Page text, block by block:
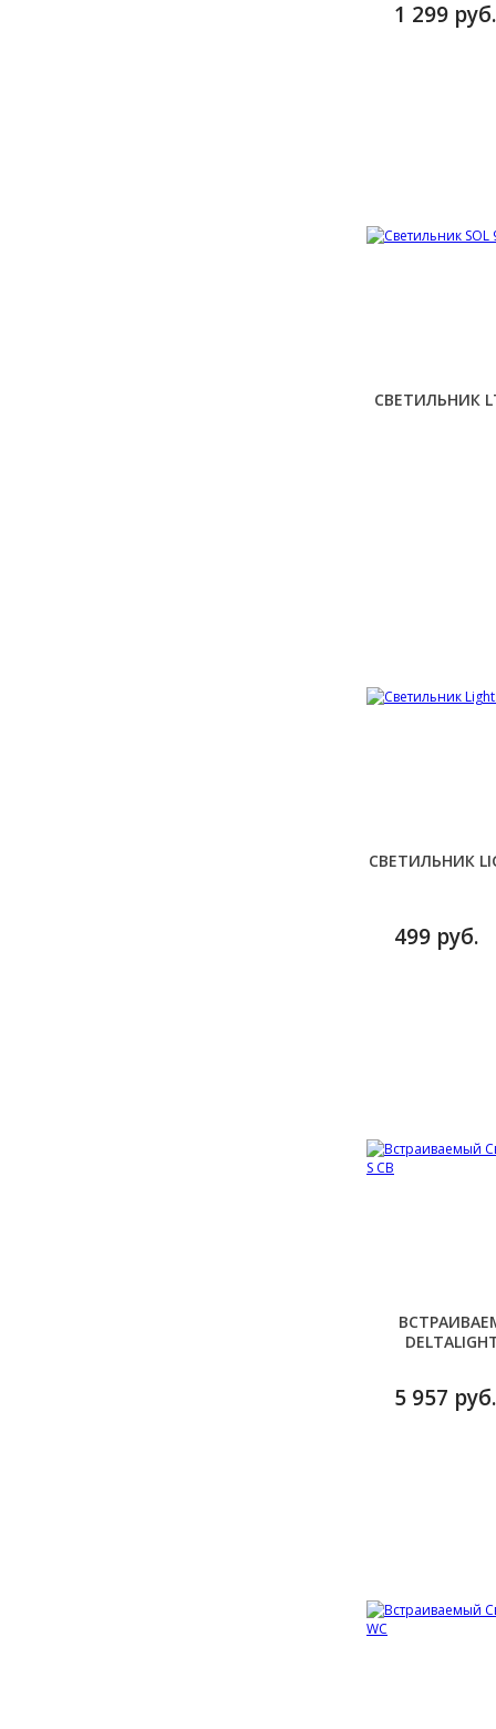
1 299 руб.
СВЕТИЛЬНИК
СВЕТИЛЬНИК
499 руб.
5 957 руб.